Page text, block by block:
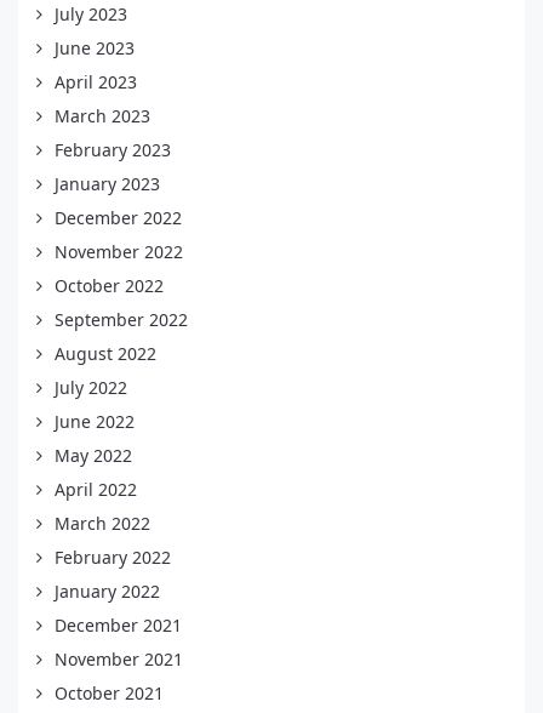
July 2023
June 2023
April 2023
March 2023
February 2023
January 2023
December 2022
November 2022
October 2022
September 2022
August 2022
July 2022
June 2022
May 2022
April 2022
March 2022
February 2022
January 2022
December 2021
November 2021
October 2021